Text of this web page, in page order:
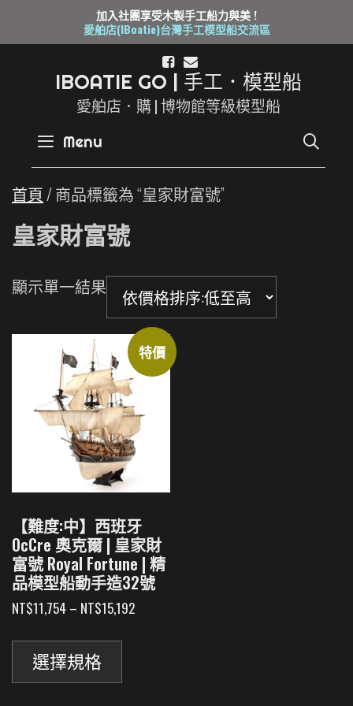
加入社團享受木製手工船力與美 !
愛舶店(IBoatie)台灣手工模型船交流區
IBOATIE GO | 手工 ． 模型船
愛舶店．購 | 博物館等級模型船
Menu
首頁/ 商品標籤為 “皇家財富號”
皇家財富號
顯示單一結果
特價
【難度:中】西班牙
OcCre 奧克爾 | 皇家財
富號 Royal Fortune | 精
品模型船動手造32號
NT$11,754 – NT$15,192價
選擇規格